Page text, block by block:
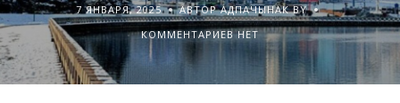
7 ЯНВАРЯ, 2025
АВТОР АДПАЧЫНАК BY
КОММЕНТАРИЕВ НЕТ